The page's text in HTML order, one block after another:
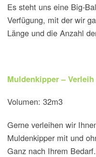
Es steht uns eine Big-
Verfügung, mit der wir
Länge und die Anzahl
Muldenkipper – Verleih
Volumen: 32m3
Gerne verleihen wir
Muldenkipper mit und
Ganz nach Ihrem Bedarf.